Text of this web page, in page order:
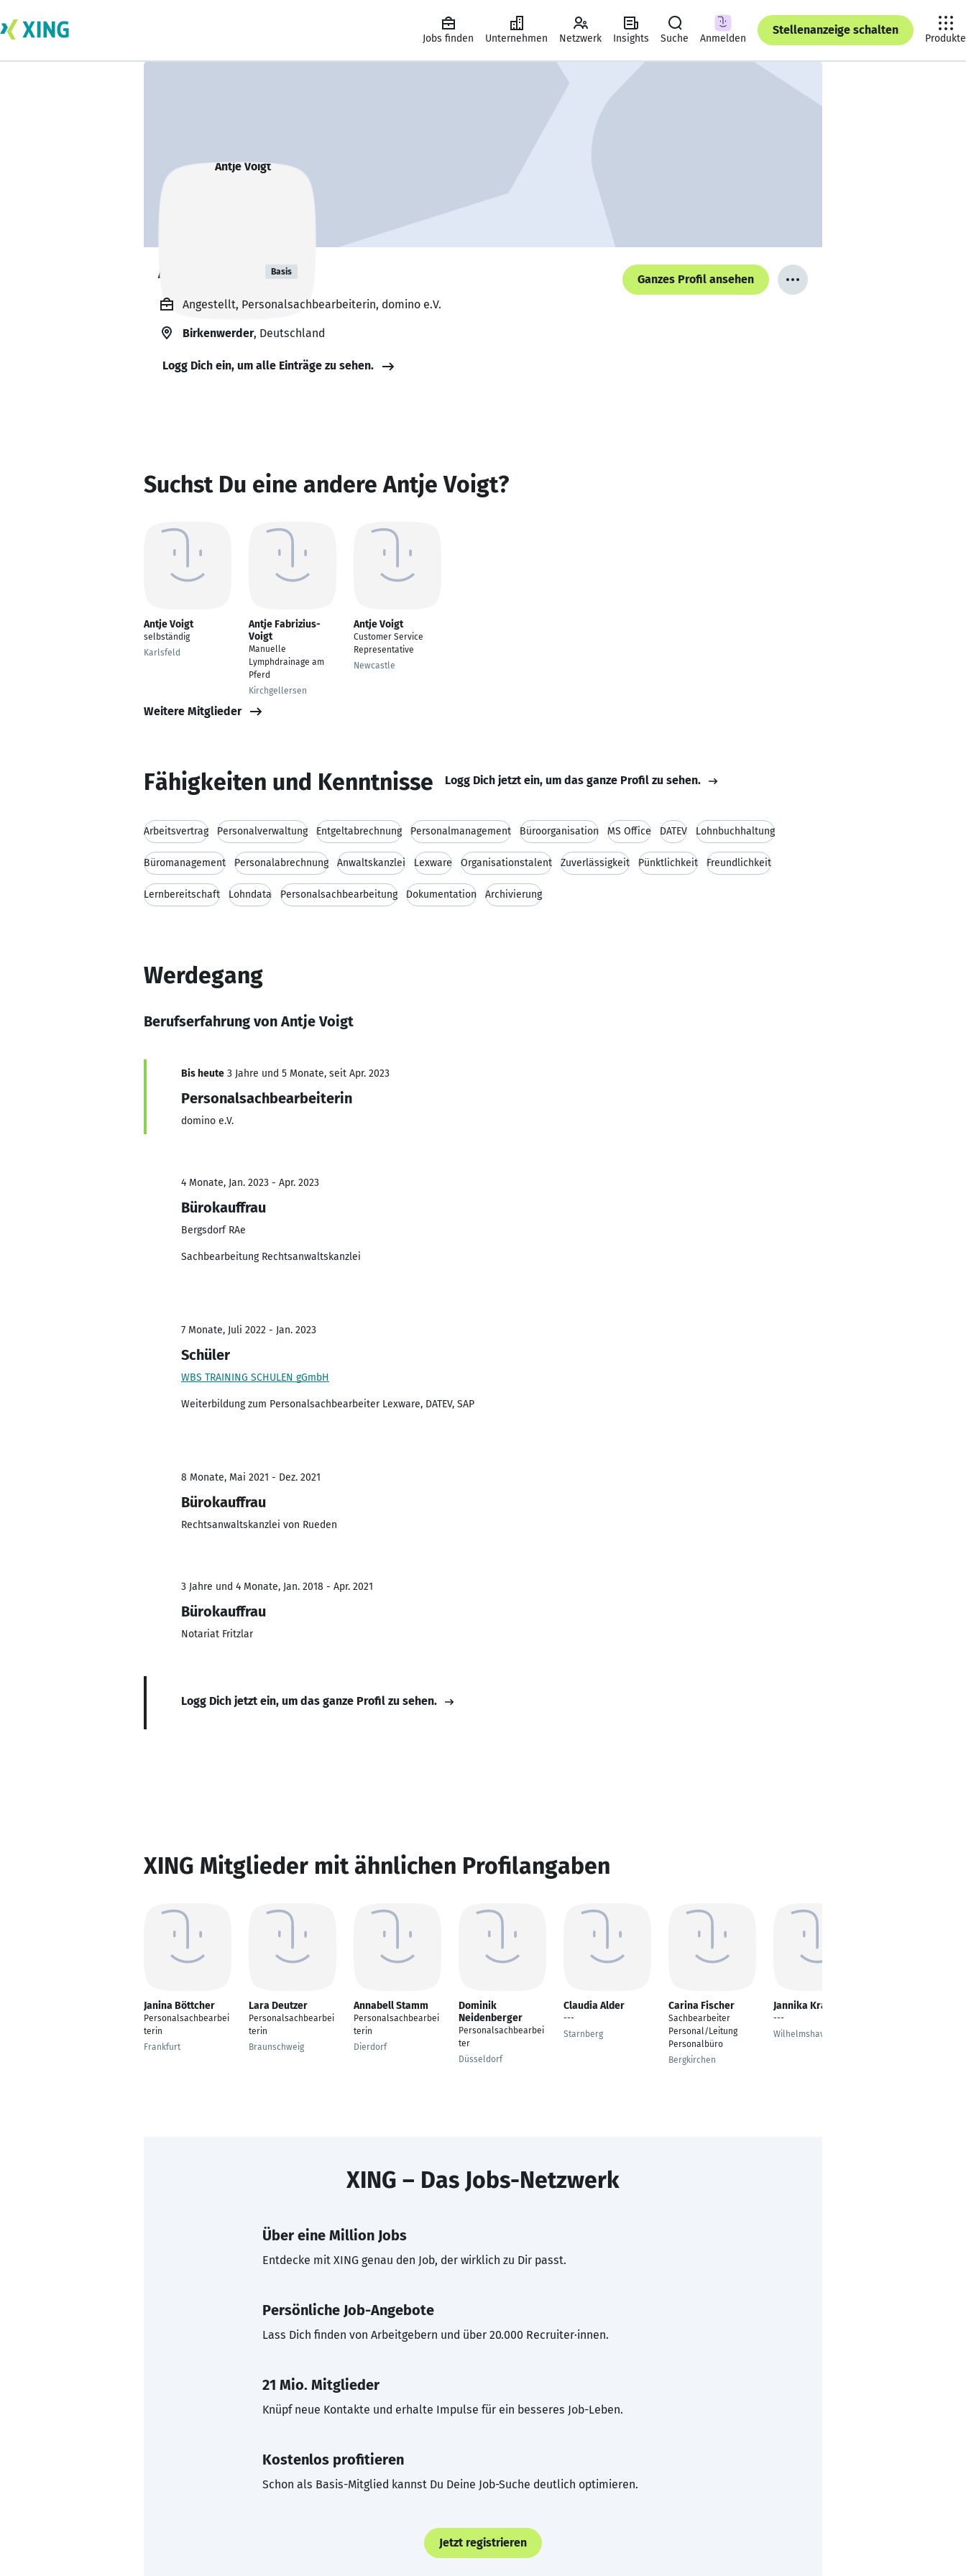
Jobs finden Unternehmen Netzwerk Insights Suche Anmelden
Stellenanzeige schalten
Produkte
Antje Voigt Basis
Ganzes Profil ansehen
Angestellt, Personalsachbearbeiterin, domino e.V.
Birkenwerder, Deutschland
Logg Dich ein, um alle Einträge zu sehen.
Suchst Du eine andere Antje Voigt?
Antje Voigt
selbständig
Karlsfeld
Antje Fabrizius-
Voigt
Manuelle
Lymphdrainage am
Pferd
Kirchgellersen
Antje Voigt
Customer Service
Representative
Newcastle
Weitere Mitglieder
Fähigkeiten und Kenntnisse Logg Dich jetzt ein, um das ganze Profil zu sehen.
Arbeitsvertrag Personalverwaltung Entgeltabrechnung Personalmanagement Büroorganisation MS Office DATEV Lohnbuchhaltung
Büromanagement Personalabrechnung Anwaltskanzlei Lexware Organisationstalent Zuverlässigkeit Pünktlichkeit Freundlichkeit
Lernbereitschaft Lohndata Personalsachbearbeitung Dokumentation Archivierung
Werdegang
Berufserfahrung von Antje Voigt
Bis heute 3 Jahre und 5 Monate, seit Apr. 2023
Personalsachbearbeiterin
domino e.V.
4 Monate, Jan. 2023 - Apr. 2023
Bürokauffrau
Bergsdorf RAe
Sachbearbeitung Rechtsanwaltskanzlei
7 Monate, Juli 2022 - Jan. 2023
Schüler
WBS TRAINING SCHULEN gGmbH
Weiterbildung zum Personalsachbearbeiter Lexware, DATEV, SAP
8 Monate, Mai 2021 - Dez. 2021
Bürokauffrau
Rechtsanwaltskanzlei von Rueden
3 Jahre und 4 Monate, Jan. 2018 - Apr. 2021
Bürokauffrau
Notariat Fritzlar
Logg Dich jetzt ein, um das ganze Profil zu sehen.
XING Mitglieder mit ähnlichen Profilangaben
Janina Böttcher
Personalsachbearbei
terin
Frankfurt
Lara Deutzer
Personalsachbearbei
terin
Braunschweig
Annabell Stamm
Personalsachbearbei
terin
Dierdorf
Dominik
Neidenberger
Personalsachbearbei
ter
Düsseldorf
Claudia Alder
---
Starnberg
Carina Fischer
Sachbearbeiter
Personal/Leitung
Personalbüro
Bergkirchen
Jannika Kramp
---
Wilhelmshaven
XING – Das Jobs-Netzwerk
Über eine Million Jobs
Entdecke mit XING genau den Job, der wirklich zu Dir passt.
Persönliche Job-Angebote
Lass Dich finden von Arbeitgebern und über 20.000 Recruiter·innen.
21 Mio. Mitglieder
Knüpf neue Kontakte und erhalte Impulse für ein besseres Job-Leben.
Kostenlos profitieren
Schon als Basis-Mitglied kannst Du Deine Job-Suche deutlich optimieren.
Jetzt registrieren